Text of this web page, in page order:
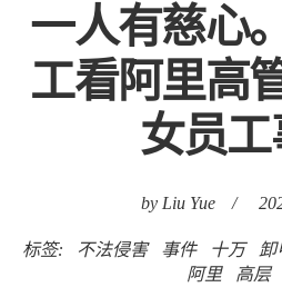
一人有慈心
工看阿里高
女员
by Liu Yue /
标签: 不法侵害 事件 十万 卸
阿里
高层